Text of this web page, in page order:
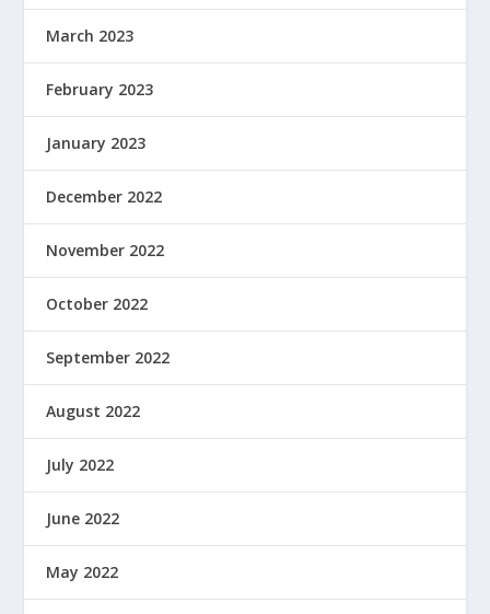
March 2023
February 2023
January 2023
December 2022
November 2022
October 2022
September 2022
August 2022
July 2022
June 2022
May 2022